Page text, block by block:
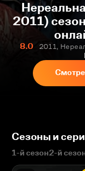
2011)
8.0
2011,
Сезоны и
1-й сезон2-й